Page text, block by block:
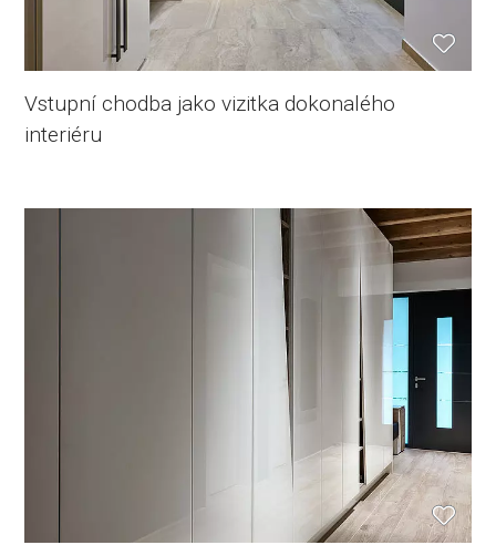
Vstupní chodba jako vizitka dokonalého
interiéru